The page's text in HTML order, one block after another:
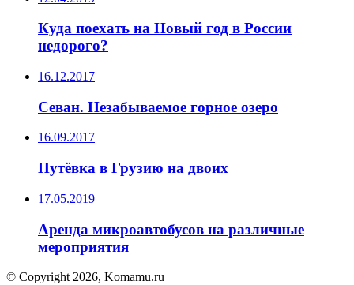
Куда поехать на Новый год в России
недорого?
16.12.2017
Севан. Незабываемое горное озеро
16.09.2017
Путёвка в Грузию на двоих
17.05.2019
Аренда микроавтобусов на различные
мероприятия
© Copyright 2026, Komamu.ru